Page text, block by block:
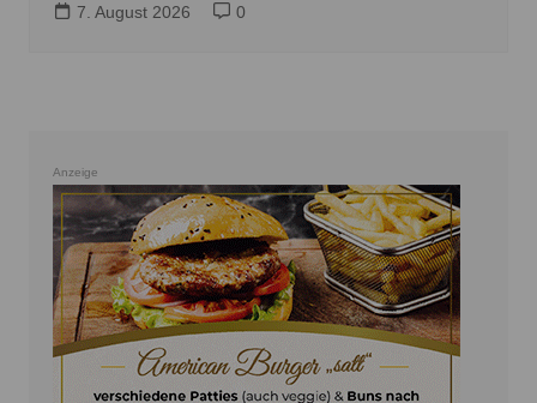
7. August 2026 0
Anzeige